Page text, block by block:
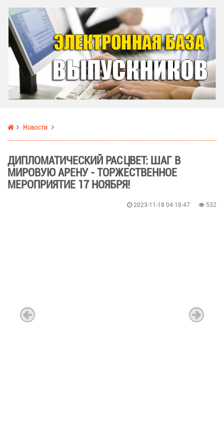
Новости
ДИПЛОМАТИЧЕСКИЙ РАСЦВЕТ: ШАГ В
МИРОВУЮ АРЕНУ - ТОРЖЕСТВЕННОЕ
МЕРОПРИЯТИЕ 17 НОЯБРЯ!
2023-11-18 04:18:47 532